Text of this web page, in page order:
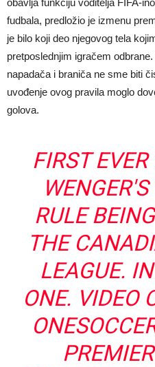
obavlja funkciju voditelja FIFA-
fudbala, predložio je izmenu
je bilo koji deo njegovog tela
pretposlednjim igračem
napadača i braniča ne sme biti
uvođenje ovog pravila moglo
golova.
FIRST
WENGER'S
RULE
THE
LEAGUE.
ONE. VIDEO